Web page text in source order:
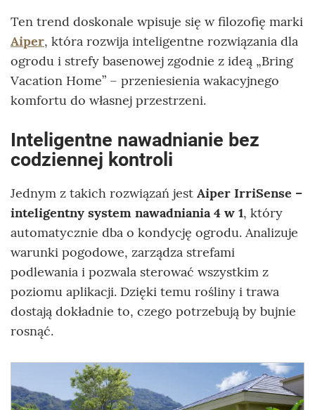
Ten trend doskonale wpisuje się w filozofię marki
Aiper, która rozwija inteligentne rozwiązania dla
ogrodu i strefy basenowej zgodnie z ideą „Bring
Vacation Home” – przeniesienia wakacyjnego
komfortu do własnej przestrzeni.
Inteligentne nawadnianie bez
codziennej kontroli
Jednym z takich rozwiązań jest Aiper IrriSense –
inteligentny system nawadniania 4 w 1, który
automatycznie dba o kondycję ogrodu. Analizuje
warunki pogodowe, zarządza strefami
podlewania i pozwala sterować wszystkim z
poziomu aplikacji. Dzięki temu rośliny i trawa
dostają dokładnie to, czego potrzebują by bujnie
rosnąć.